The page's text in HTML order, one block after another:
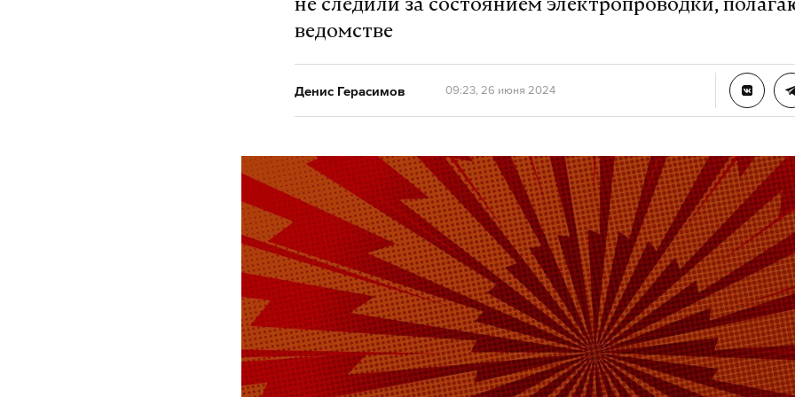
не следили за состоянием электропроводки,
ведомстве
Денис Герасимов 09:23, 26 июня 2024